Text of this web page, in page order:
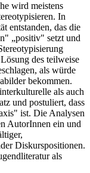
wird meistens
In
entstanden, das die
„positiv" setzt und
des teilweise
als würde
bekommen.
als auch
und postuliert, dass
ist. Die Analysen
AutorInnen ein und
Diskurspositionen.
als